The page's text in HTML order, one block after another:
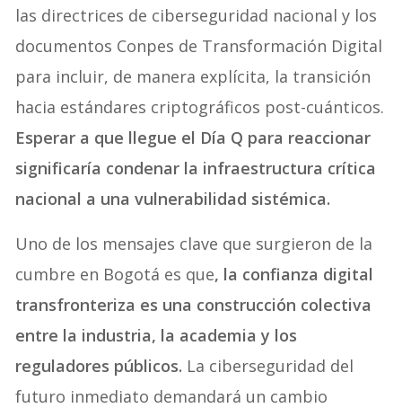
las directrices de ciberseguridad nacional y los
documentos Conpes de Transformación Digital
para incluir, de manera explícita, la transición
hacia estándares criptográficos post-cuánticos.
Esperar a que llegue el Día Q para reaccionar
significaría condenar la infraestructura crítica
nacional a una vulnerabilidad sistémica.
Uno de los mensajes clave que surgieron de la
cumbre en Bogotá es que, la confianza digital
transfronteriza es una construcción colectiva
entre la industria, la academia y los
reguladores públicos. La ciberseguridad del
futuro inmediato demandará un cambio